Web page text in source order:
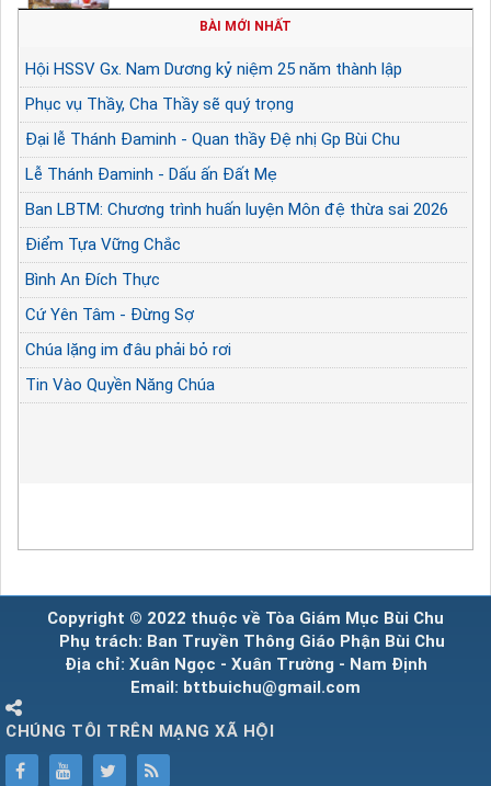
BÀI MỚI NHẤT
Hội HSSV Gx. Nam Dương kỷ niệm 25 năm thành lập
Phục vụ Thầy, Cha Thầy sẽ quý trọng
Đại lễ Thánh Đaminh - Quan thầy Đệ nhị Gp Bùi Chu
Lễ Thánh Đaminh - Dấu ấn Đất Mẹ
Ban LBTM: Chương trình huấn luyện Môn đệ thừa sai 2026
Điểm Tựa Vững Chắc
Bình An Đích Thực
Cứ Yên Tâm - Đừng Sợ
Chúa lặng im đâu phải bỏ rơi
Tin Vào Quyền Năng Chúa
Copyright © 2022 thuộc về Tòa Giám Mục Bùi Chu
Phụ trách: Ban Truyền Thông Giáo Phận Bùi Chu
Địa chỉ: Xuân Ngọc - Xuân Trường - Nam Định
Email: bttbuichu@gmail.com
CHÚNG TÔI TRÊN MẠNG XÃ HỘI